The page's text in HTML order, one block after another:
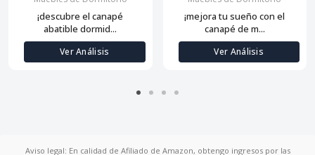
¡descubre el canapé
abatible dormid...
Ver Análisis
¡mejora tu sueño con el
canapé de m...
Ver Análisis
Aviso legal: En calidad de Afiliado de Amazon, obtengo ingresos por las